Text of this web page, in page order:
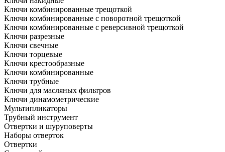
Ключи комбинированные трещоткой
Ключи комбинированные с поворотной трещоткой
Ключи комбинированные с реверсивной трещоткой
Ключи разрезные
Ключи свечные
Ключи торцевые
Ключи крестообразные
Ключи комбинированные
Ключи трубные
Ключи для масляных фильтров
Ключи динамометрические
Мультипликаторы
Трубный инструмент
Отвертки и шуруповерты
Наборы отверток
Отвертки